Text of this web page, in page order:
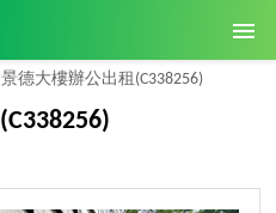
景德大樓辦公出租 (C338256)
(C338256)